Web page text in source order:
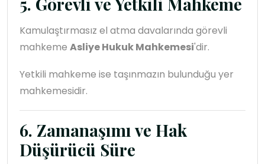
Kamulaştırmasız el atma davalarında görevli
mahkeme Asliye Hukuk Mahkemesi'dir.
Yetkili mahkeme ise taşınmazın bulunduğu yer
mahkemesidir.
6. Zamanaşımı ve Hak
Düşürücü Süre